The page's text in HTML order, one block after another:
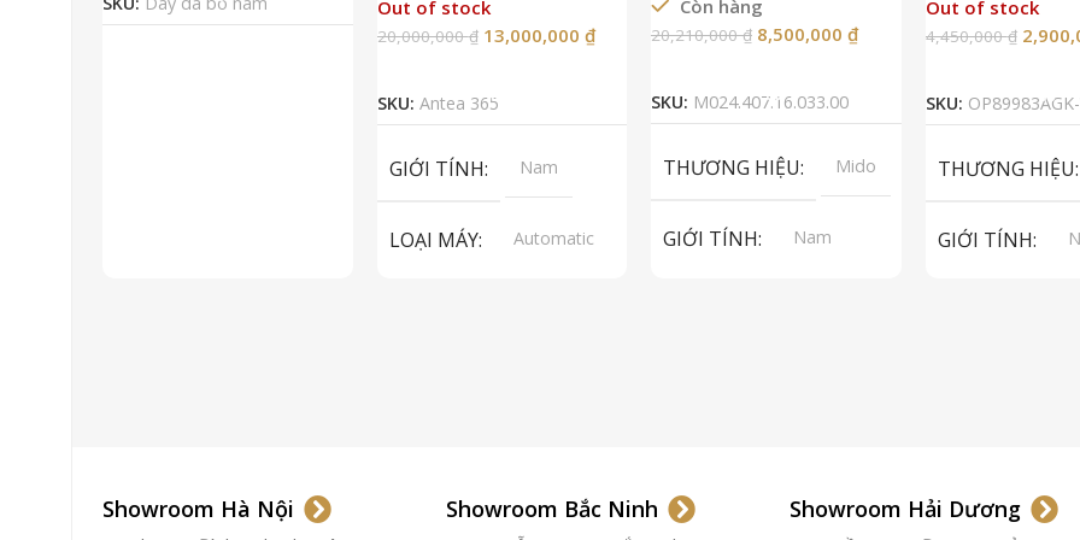
Out of stock
20,000,000₫ 13,000,000 ₫
SKU: Antea 365
GIỚI TÍNH Nam
LOẠI MÁY
Automatic
CHẤT LIỆU VỎ
Thép
Không
Còn hàng
20,210,000₫ 8,500,000 ₫
SKU: M024.407.16.033.00
THƯƠNG HIỆU Mido
GIỚI TÍNH Nam
Out of stock
4,450,000₫
SKU:
THƯƠNG HIỆU
GIỚI TÍNH
Showroom Hà Nội Showroom Bắc Ninh Showroom Hải Dương